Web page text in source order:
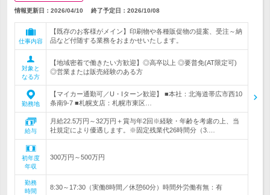
情報更新日：2026/04/10 終了予定日： 2026/10/08
仕事内容
【既存のお客様がメイン】印刷物や各種販促物の提案、受注～納
品など付随する業務をおまかせいたします。
対象と
なる方
【地域密着で働きたい方歓迎】◎高卒以上 ◎要普免(AT限定可)
◎営業または販売経験のある方
勤務地
【マイカー通勤可／U・Iターン歓迎】 ■本社：北海道帯広市西10
条南9-7 ■札幌支店：札幌市東区…
給与
月給22.5万円～32万円＋賞与年2回※経験・年齢を考慮の上、当
社規定により優遇します。※固定残業代26時間分（3.…
初年度
年収
300万円～500万円
勤務
時間
8:30～17:30（実働8時間／休憩60分）時間外労働有無：有